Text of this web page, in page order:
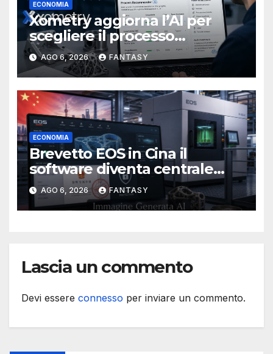
ECONOMIA
Xometry aggiorna l’AI per
scegliere il processo
produttivo più adatto
AGO 6, 2026 FANTASY
ECONOMIA
Brevetto EOS in Cina il
software diventa centrale
nella stampa 3D industriale
AGO 6, 2026 FANTASY
Lascia un commento
Devi essere connesso per inviare un commento.